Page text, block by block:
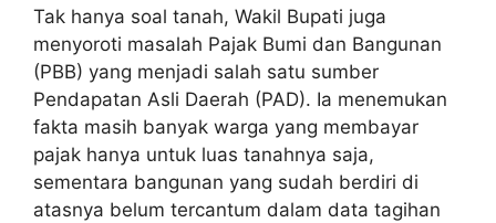
Tak hanya soal tanah, Wakil Bupati juga
menyoroti masalah Pajak Bumi dan Bangunan
(PBB) yang menjadi salah satu sumber
Pendapatan Asli Daerah (PAD). Ia menemukan
fakta masih banyak warga yang membayar
pajak hanya untuk luas tanahnya saja,
sementara bangunan yang sudah berdiri di
atasnya belum tercantum dalam data tagihan